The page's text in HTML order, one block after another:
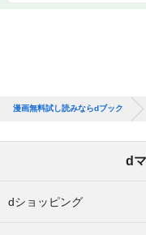
漫画無料試し読みならdブック
d
dショッピング